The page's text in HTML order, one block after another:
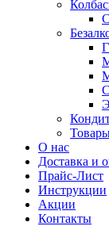
О нас
Доставка и
Прайс-Лист
Инструкции
Акции
Контакты